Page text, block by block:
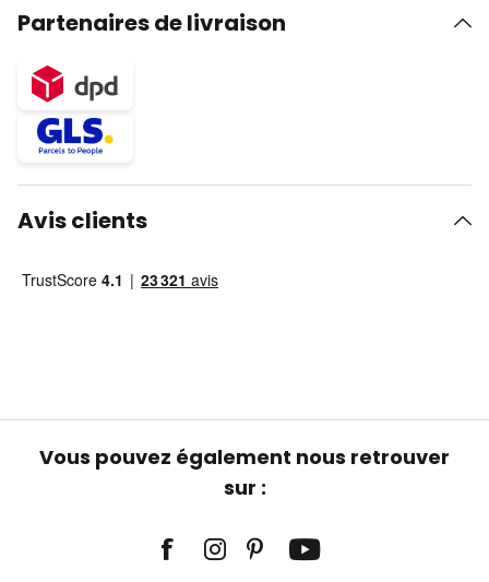
Partenaires de livraison
Avis clients
Vous pouvez également nous retrouver
sur :